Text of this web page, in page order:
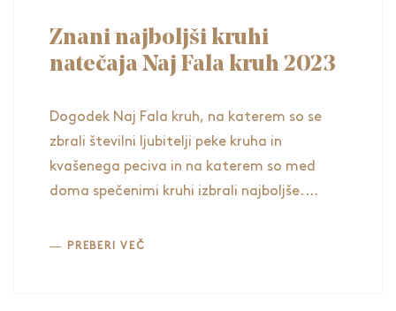
Znani najboljši kruhi
natečaja Naj Fala kruh 2023
Dogodek Naj Fala kruh, na katerem so se
zbrali številni ljubitelji peke kruha in
kvašenega peciva in na katerem so med
doma spečenimi kruhi izbrali najboljše.
peke kruha, ohranjanju in prenašanju
PREBERI VEČ